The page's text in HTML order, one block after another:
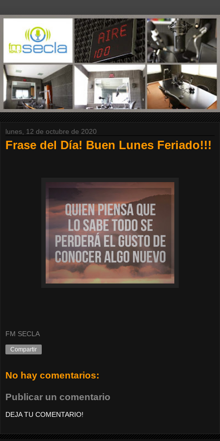
lunes, 12 de octubre de 2020
Frase del Día! Buen Lunes Feriado!!!
FM SECLA
Compartir
No hay comentarios:
Publicar un comentario
DEJA TU COMENTARIO!